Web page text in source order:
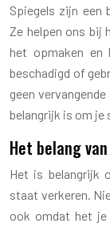
Spiegels zijn een
Ze helpen ons bij
het opmaken en
beschadigd of
geen
belangrijk is om je
Het belang
Het is belangrijk
staat verkeren.
ook omdat het je